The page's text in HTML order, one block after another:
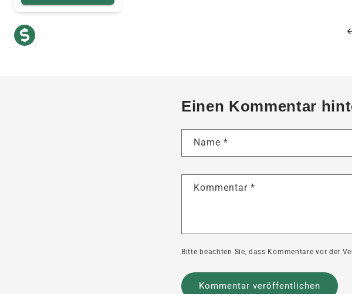
Einen Kommentar
Name *
Kommentar *
Bitte beachten Sie, dass Kommentare vor der